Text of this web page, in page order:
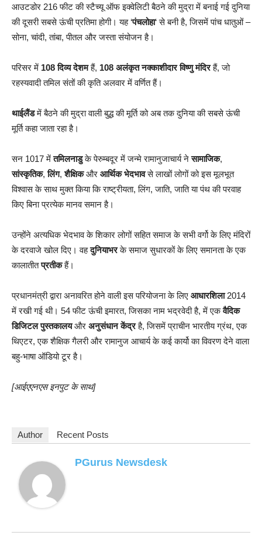
आउटडोर 216 फीट की स्टैच्यू ऑफ इक्वेलिटी बैठने की मुद्रा में बनाई गई दुनिया
की दूसरी सबसे ऊंची प्रतिमा होगी। यह ‘पंचलोहा‘ से बनी है, जिसमें पांच धातुओं –
सोना, चांदी, तांबा, पीतल और जस्ता संयोजन है।
परिसर में 108 दिव्य देशमहैं, 108 अलंकृत नक्काशीदार विष्णु मंदिरहैं, जो
रहस्यवादी तमिल संतों की कृति अलवार में वर्णित हैं।
थाईलैंडमें बैठने की मुद्रा वाली बुद्ध की मूर्ति को अब तक दुनिया की सबसे ऊंची
मूर्ति कहा जाता रहा है।
सन 1017 मेंतमिलनाडुके पेरुम्बदूर में जन्मे रामानुजाचार्य नेसामाजिक,
सांस्कृतिक,लिंग,शैक्षिकऔर आर्थिक भेदभावसे लाखों लोगों को इस मूलभूत
विश्वास के साथ मुक्त किया कि राष्ट्रीयता, लिंग, जाति, जाति या पंथ की परवाह
किए बिना प्रत्येक मानव समान है।
उन्होंने अत्यधिक भेदभाव के शिकार लोगों सहित समाज के सभी वर्गो के लिए मंदिरों
के दरवाजे खोल दिए। वहदुनियाभरके समाज सुधारकों के लिए समानता के एक
कालातीतप्रतीकहैं।
प्रधानमंत्री द्वारा अनावरित होने वाली इस परियोजना के लिए आधारशिला2014
में रखी गई थी। 54 फीट ऊंची इमारत, जिसका नाम भद्रवेदी है, में एकवैदिक
डिजिटल पुस्तकालयऔर अनुसंधान केंद्रहै, जिसमें प्राचीन भारतीय ग्रंथ, एक
थिएटर, एक शैक्षिक गैलरी और रामानुज आचार्य के कई कार्यो का विवरण देने वाला
बहु-भाषा ऑडियो टूर है।
[आईएएनएस इनपुट के साथ]
Author Recent Posts
PGurus Newsdesk